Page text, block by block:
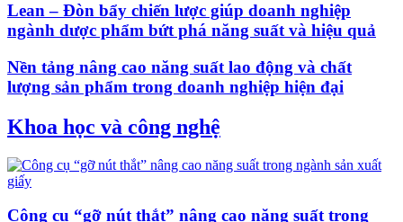
Lean – Đòn bẩy chiến lược giúp doanh nghiệp
ngành dược phẩm bứt phá năng suất và hiệu quả
Nền tảng nâng cao năng suất lao động và chất
lượng sản phẩm trong doanh nghiệp hiện đại
Khoa học và công nghệ
Công cụ “gỡ nút thắt” nâng cao năng suất trong